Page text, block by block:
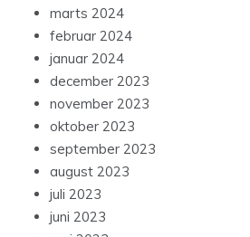
marts 2024
februar 2024
januar 2024
december 2023
november 2023
oktober 2023
september 2023
august 2023
juli 2023
juni 2023